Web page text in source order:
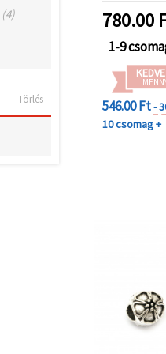
(4)
Törlés
780.00
1-9
546.00 Ft-
10 csomag +